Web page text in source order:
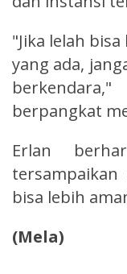
"Jika lelah
yang ada,
berpangkat
Erlan
bisa lebih
(Mela)